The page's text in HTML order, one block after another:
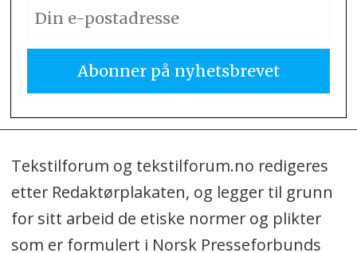
Tekstilforum og tekstilforum.no redigeres
etter Redaktørplakaten, og legger til grunn
for sitt arbeid de etiske normer og plikter
som er formulert i Norsk Presseforbunds